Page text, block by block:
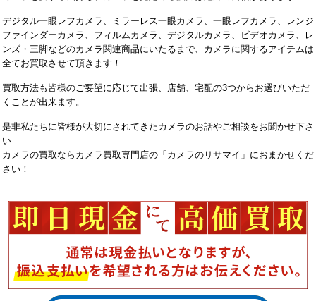
デジタル一眼レフカメラ、ミラーレス一眼カメラ、一眼レフカメラ、レンジ
ファインダーカメラ、フィルムカメラ、デジタルカメラ、ビデオカメラ、レ
ンズ・三脚などのカメラ関連商品にいたるまで、カメラに関するアイテムは
全てお買取させて頂きます！
買取方法も皆様のご要望に応じて出張、店舗、宅配の3つからお選びいただ
くことが出来ます。
是非私たちに皆様が大切にされてきたカメラのお話やご相談をお聞かせ下さ
い
カメラの買取ならカメラ買取専門店の「カメラのリサマイ」におまかせくだ
さい！